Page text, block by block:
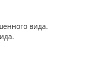
вида.